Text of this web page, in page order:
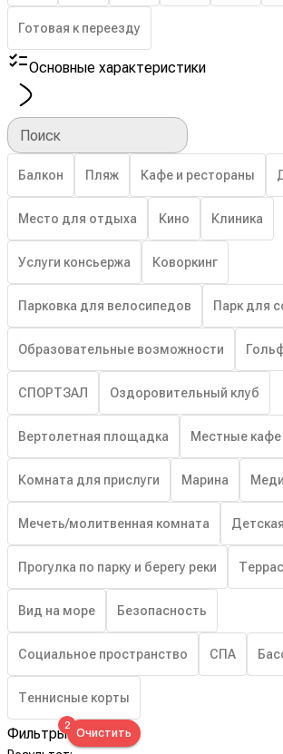
Готовая к переезду
Основные характеристики
Поиск
Балкон Пляж Кафе и рестораны
Место для отдыха Кино Клиника
Услуги консьержа Коворкинг
Парковка для велосипедов Парк для
Образовательные возможности
СПОРТЗАЛ Оздоровительный клуб
Вертолетная площадка Местные кафе
Комната для прислуги Марина
Мечеть/молитвенная комната Детская
Прогулка по парку и берегу реки
Вид на море Безопасность
Социальное пространство СПА
Теннисные корты
Фильтры2
Очистить